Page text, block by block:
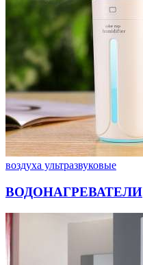
воздуха ультразвуковые
ВОДОНАГРЕВАТЕЛИ